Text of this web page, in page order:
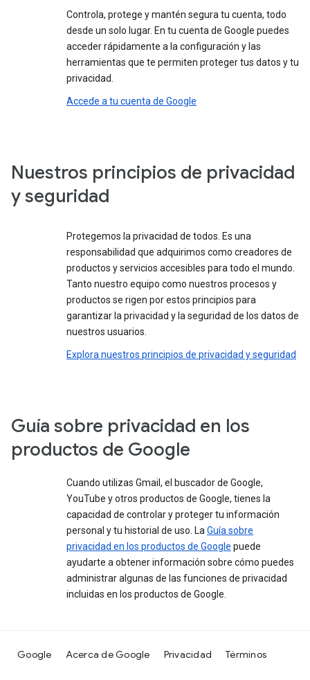
Controla, protege y mantén segura tu cuenta, todo
desde un solo lugar. En tu cuenta de Google puedes
acceder rápidamente a la configuración y las
herramientas que te permiten proteger tus datos y tu
privacidad.
Accede a tu cuenta de Google
Nuestros principios de privacidad
y seguridad
Protegemos la privacidad de todos. Es una
responsabilidad que adquirimos como creadores de
productos y servicios accesibles para todo el mundo.
Tanto nuestro equipo como nuestros procesos y
productos se rigen por estos principios para
garantizar la privacidad y la seguridad de los datos de
nuestros usuarios.
Explora nuestros principios de privacidad y seguridad
Guía sobre privacidad en los
productos de Google
Cuando utilizas Gmail, el buscador de Google,
YouTube y otros productos de Google, tienes la
capacidad de controlar y proteger tu información
personal y tu historial de uso. La Guía sobre
privacidad en los productos de Google puede
ayudarte a obtener información sobre cómo puedes
administrar algunas de las funciones de privacidad
incluidas en los productos de Google.
Google Acerca de Google Privacidad Términos